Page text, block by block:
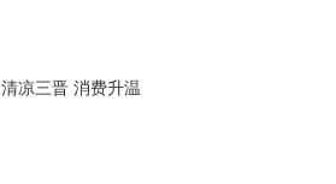
清凉三晋 消费升温